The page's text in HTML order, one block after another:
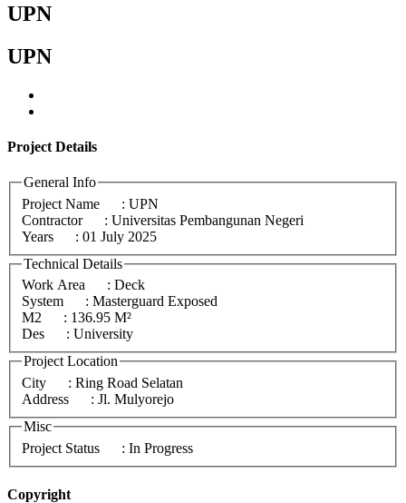
UPN
UPN
Project Details
General Info
Project Name
: UPN
Contractor
: Universitas Pembangunan Negeri
Years
: 01 July 2025
Technical Details
Work Area
: Deck
System
: Masterguard Exposed
M2
: 136.95 M²
Des
: University
Project Location
City
: Ring Road Selatan
Address
: Jl. Mulyorejo
Misc
Project Status
: In Progress
Copyright